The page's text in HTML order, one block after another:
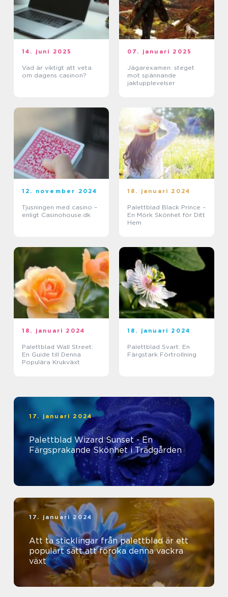
14. juni 2025
Vad är viktigt att veta
om dagens casinon?
07. januari 2025
Jägarexamen: steget
mot spännande
jaktupplevelser
12. november 2024
Tjusningen med casino –
enligt Casinohouse.dk
18. januari 2024
Palettblad Black Prince –
En Mörk Skönhet för Ditt
Hem
18. januari 2024
Palettblad Wall Street:
En Guide till Denna
Populära Krukväxt
18. januari 2024
Palettblad Svart: En
Färgstark Förtrollning
17. januari 2024
Palettblad Wizard Sunset - En
Färgsprakande Skönhet i Trädgården
17. januari 2024
Att ta sticklingar från palettblad är ett
populärt sätt att föröka denna vackra
växt